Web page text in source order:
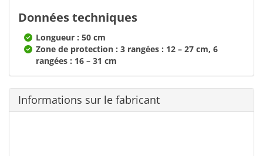
Données techniques
Longueur : 50 cm
Zone de protection : 3 rangées : 12 – 27 cm, 6
rangées : 16 – 31 cm
Informations sur le fabricant